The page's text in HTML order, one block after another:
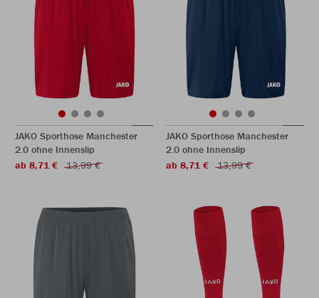
JAKO Sporthose Manchester
2.0 ohne Innenslip
ab 8,71 €
13,99 €
JAKO Sporthose Manchester
2.0 ohne Innenslip
ab 8,71 €
13,99 €